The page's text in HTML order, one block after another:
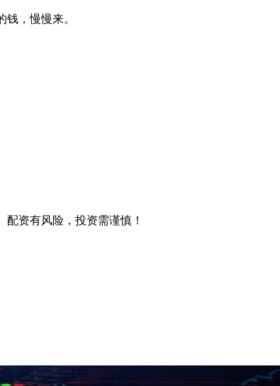
，慢慢来。
资有风险，投资需谨慎！